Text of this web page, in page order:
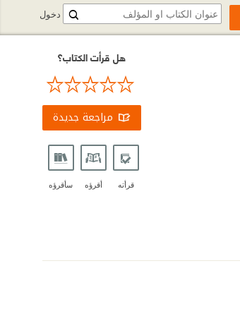
هل قرأت الكتاب؟
مراجعة جديدة
قرأته أقرؤه سأقرؤه
دخول